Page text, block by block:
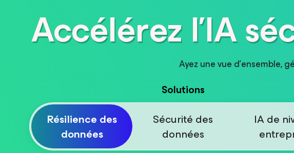
Accélérez l’IA
Ayez une vue d’ensemble,
Solutions
Résilience des
données
Sécurité des
données
IA de